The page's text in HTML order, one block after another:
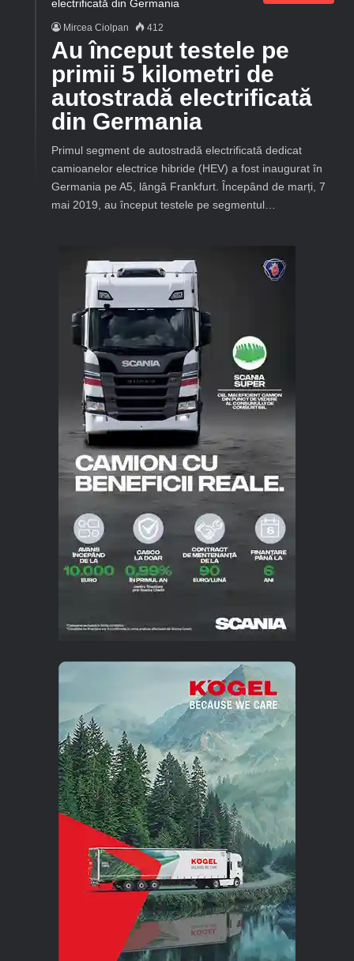
Mircea Ciolpan 412
Au început testele pe
primii 5 kilometri de
autostradă electrificată
din Germania
Primul segment de autostradă electrificată dedicat
camioanelor electrice hibride (HEV) a fost inaugurat în
Germania pe A5, lângă Frankfurt. Începând de marți, 7
mai 2019, au început testele pe segmentul…